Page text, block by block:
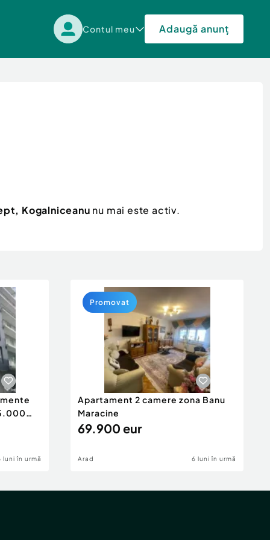
Contul meu Adaugă anunț
Kogalniceanu nu mai este activ.
luni în urmă
Apartament 2 camere zona Banu
Maracine
69.900 eur
Arad 6 luni în urmă
Promovat